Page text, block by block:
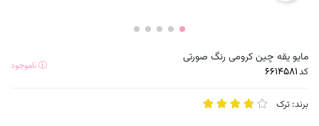
مایو یقه چین کرومی رنگ صورتی
کد ناموجود
برند: ترک